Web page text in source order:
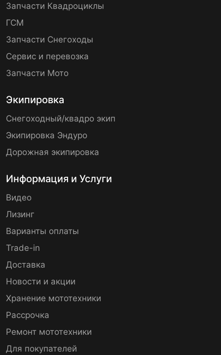
Запчасти Квадроциклы
ГСМ
Запчасти Снегоходы
Сервис и перевозка
Запчасти Мото
Экипировка
Снегоходный/квадро экип
Экипировка Эндуро
Дорожная экипировка
Информация и Услуги
Видео
Лизинг
Варианты оплаты
Trade-in
Доставка
Новости и акции
Хранение мототехники
Рассрочка
Ремонт мототехники
Для покупателей